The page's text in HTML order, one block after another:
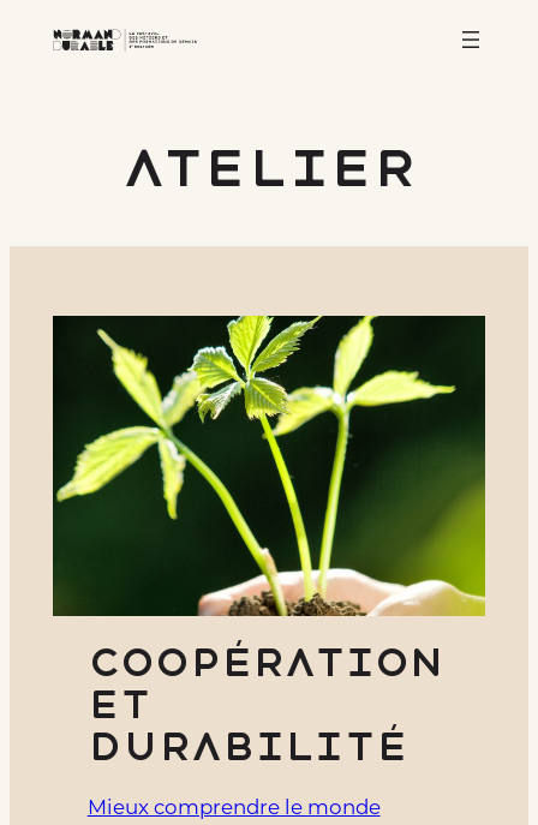
atelier
Coopération
et
durabilité
Mieux comprendre le monde